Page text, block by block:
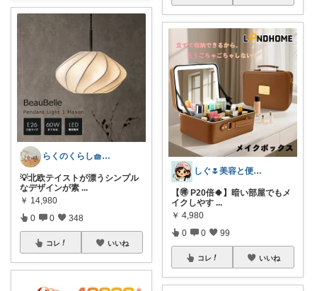
らくのくらし🧺手しごとで暮らしを整える
💡北欧テイストが漂うシンプル
なデザインが素 ...
￥ 14,980
0 0 348
コレ いいね
しぐ🌷美容と便利な小物🍀
【🉐 P20倍🍀】暗い部屋でもメ
イクしやす ...
￥ 4,980
0 0 99
コレ いいね